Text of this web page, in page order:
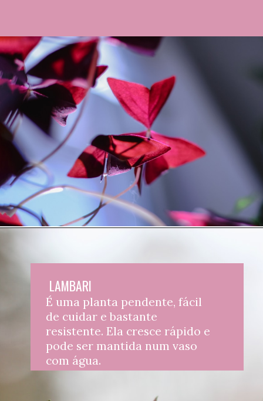
LAMBARI
É uma planta pendente, fácil
de cuidar e bastante
resistente. Ela cresce rápido e
pode ser mantida num vaso
com água.